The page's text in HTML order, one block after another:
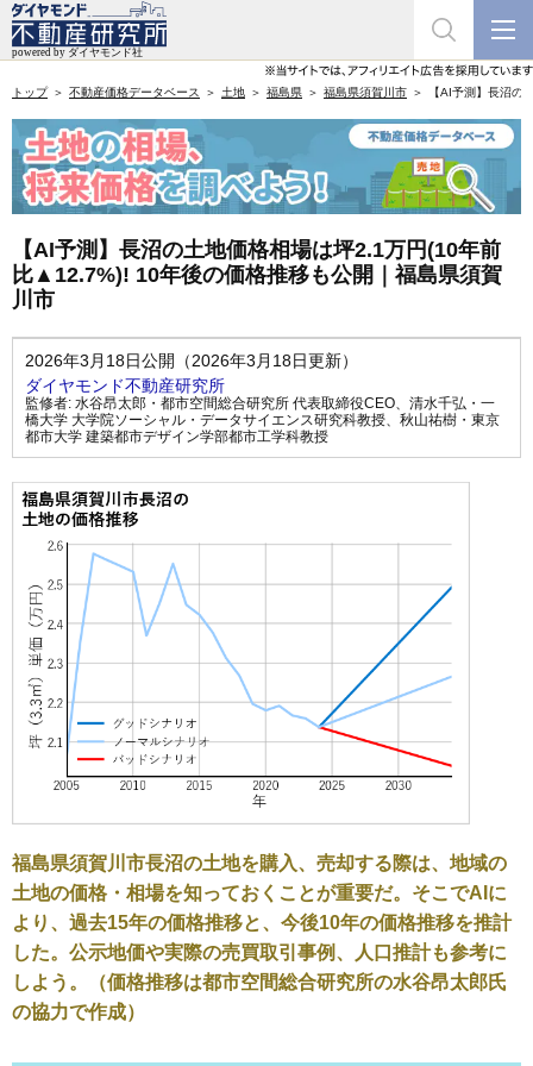
トップ 不動産価格データベース 土地 福島県 福島県須賀川市 【AI予測】長沼
【AI予測】長沼の土地価格相場は坪2.1万円(10年前
比▲12.7%)! 10年後の価格推移も公開｜福島県須賀
川市
2026年3月18日公開（2026年3月18日更新）
ダイヤモンド不動産研究所
監修者: 水谷昂太郎・都市空間総合研究所 代表取締役CEO、 清水千弘・一
橋大学 大学院ソーシャル・データサイエンス研究科教授、 秋山祐樹・東京
都市大学 建築都市デザイン学部都市工学科教授
福島県須賀川市長沼の土地を購入、売却する際は、地域の
土地の価格・相場を知っておくことが重要だ。そこでAIに
より、過去15年の価格推移と、今後10年の価格推移を推計
した。公示地価や実際の売買取引事例、人口推計も参考に
しよう。（価格推移は都市空間総合研究所の水谷昂太郎氏
の協力で作成）